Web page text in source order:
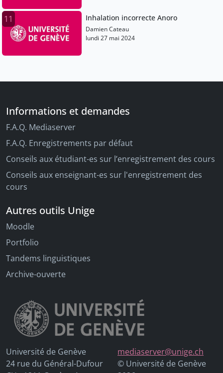
11 Inhalation incorrecte Anoro
Damien Cateau
lundi 27 mai 2024
Informations et demandes
F.A.Q. Mediaserver
F.A.Q. Enregistrements par défaut
Conseils aux étudiant-es sur l’enregistrement des cours
Conseils aux enseignant-es sur l'enregistrement des
cours
Autres outils Unige
Moodle
Portfolio
Tandems linguistiques
Archive-ouverte
Université de Genève
24 rue du Général-Dufour
mediaserver@unige.ch
© Université de Genève